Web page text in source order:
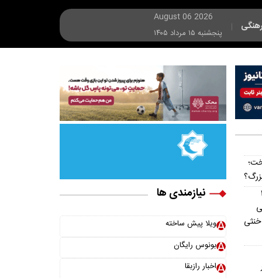
|
August 06 2026
پنجشنبه ۱۵ مرداد ۱۴۰۵
۱۵
نیازمندی ها
ویلا پیش ساخته
بونوس رایگان
اخبار رازبقا